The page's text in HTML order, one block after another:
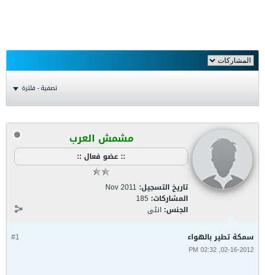
تصفية - فلترة
مشمش العرب
:: عضو فعال ::
تاريخ التسجيل: Nov 2011
المشاركات: 185
الجنس: انثى
#1 سمكة تطير بالهواء
02-16-2012, 02:32 PM